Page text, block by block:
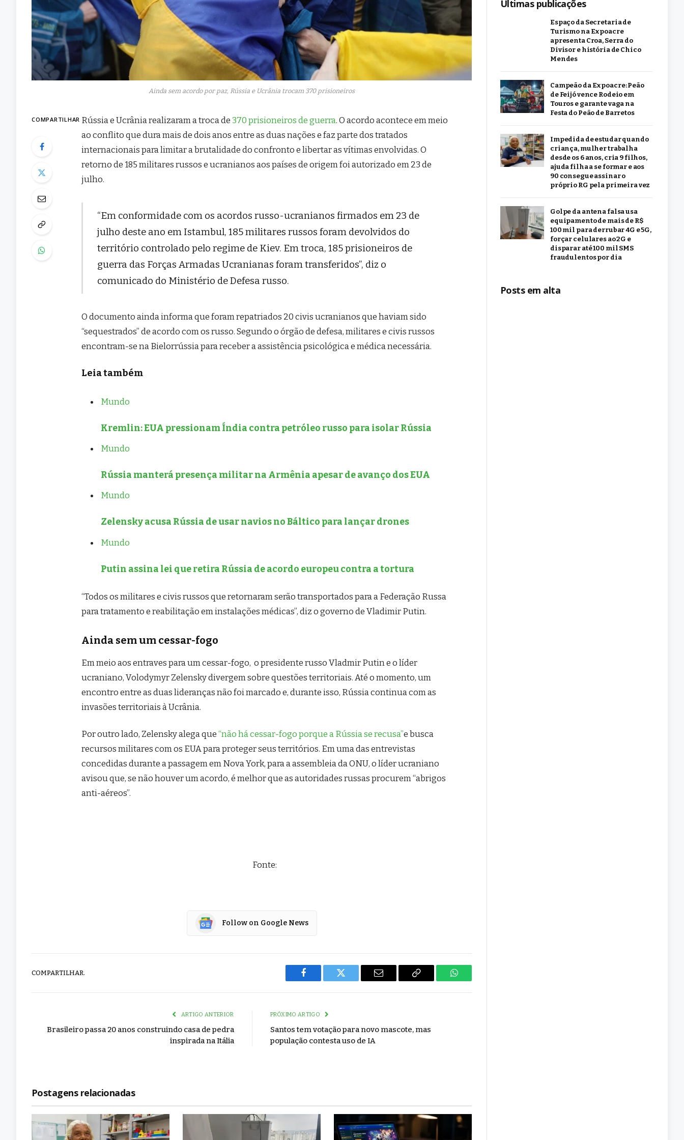
Ainda sem acordo por paz, Rússia e Ucrânia trocam 370 prisioneiros
COMPARTILHAR Rússia e Ucrânia realizaram a troca de 370 prisioneiros de guerra. O acordo acontece em meio
ao conflito que dura mais de dois anos entre as duas nações e faz parte dos tratados
internacionais para limitar a brutalidade do confronto e libertar as vítimas envolvidas. O
retorno de 185 militares russos e ucranianos aos países de origem foi autorizado em 23 de
julho.
“Em conformidade com os acordos russo-ucranianos firmados em 23 de
julho deste ano em Istambul, 185 militares russos foram devolvidos do
território controlado pelo regime de Kiev. Em troca, 185 prisioneiros de
guerra das Forças Armadas Ucranianas foram transferidos”, diz o
comunicado do Ministério de Defesa russo.
O documento ainda informa que foram repatriados 20 civis ucranianos que haviam sido
“sequestrados” de acordo com os russo. Segundo o órgão de defesa, militares e civis russos
encontram-se na Bielorrússia para receber a assistência psicológica e médica necessária.
Leia também
Mundo
Kremlin: EUA pressionam Índia contra petróleo russo para isolar Rússia
Mundo
Rússia manterá presença militar na Armênia apesar de avanço dos EUA
Mundo
Zelensky acusa Rússia de usar navios no Báltico para lançar drones
Mundo
Putin assina lei que retira Rússia de acordo europeu contra a tortura
“Todos os militares e civis russos que retornaram serão transportados para a Federação Russa
para tratamento e reabilitação em instalações médicas”, diz o governo de Vladimir Putin.
Ainda sem um cessar-fogo
Em meio aos entraves para um cessar-fogo, o presidente russo Vladmir Putin e o líder
ucraniano, Volodymyr Zelensky divergem sobre questões territoriais. Até o momento, um
encontro entre as duas lideranças não foi marcado e, durante isso, Rússia continua com as
invasões territoriais à Ucrânia.
Por outro lado, Zelensky alega que “não há cessar-fogo porque a Rússia se recusa”e busca
recursos militares com os EUA para proteger seus territórios. Em uma das entrevistas
concedidas durante a passagem em Nova York, para a assembleia da ONU, o líder ucraniano
avisou que, se não houver um acordo, é melhor que as autoridades russas procurem “abrigos
anti-aéreos”.
Fonte:
Follow on Google News
COMPARTILHAR.
Facebook Twitter Email
Copy
WhatsApp
ARTIGO ANTERIOR
Brasileiro passa 20 anos construindo casa de pedra
inspirada na Itália
PRÓXIMO ARTIGO
Santos tem votação para novo mascote, mas
população contesta uso de IA
Postagens relacionadas
Últimas publicações
Espaço da Secretaria de
Turismo na Expoacre
apresenta Croa, Serra do
Divisor e história de Chico
Mendes
Campeão da Expoacre: Peão
de Feijó vence Rodeio em
Touros e garante vaga na
Festa do Peão de Barretos
Impedida de estudar quando
criança, mulher trabalha
desde os 6 anos, cria 9 filhos,
ajuda filha a se formar e aos
90 consegue assinar o
próprio RG pela primeira vez
Golpe da antena falsa usa
equipamento de mais de R$
100 mil para derrubar 4G e 5G,
forçar celulares ao 2G e
disparar até 100 mil SMS
fraudulentos por dia
Posts em alta